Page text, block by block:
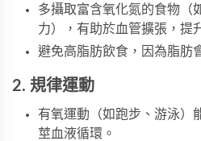
多攝取富含氧化氮的食物（
力），有助於血管擴張，提
避免高脂肪飲食，因為脂肪
2. 規律運動
有氧運動（如跑步、游泳）
莖血液循環。